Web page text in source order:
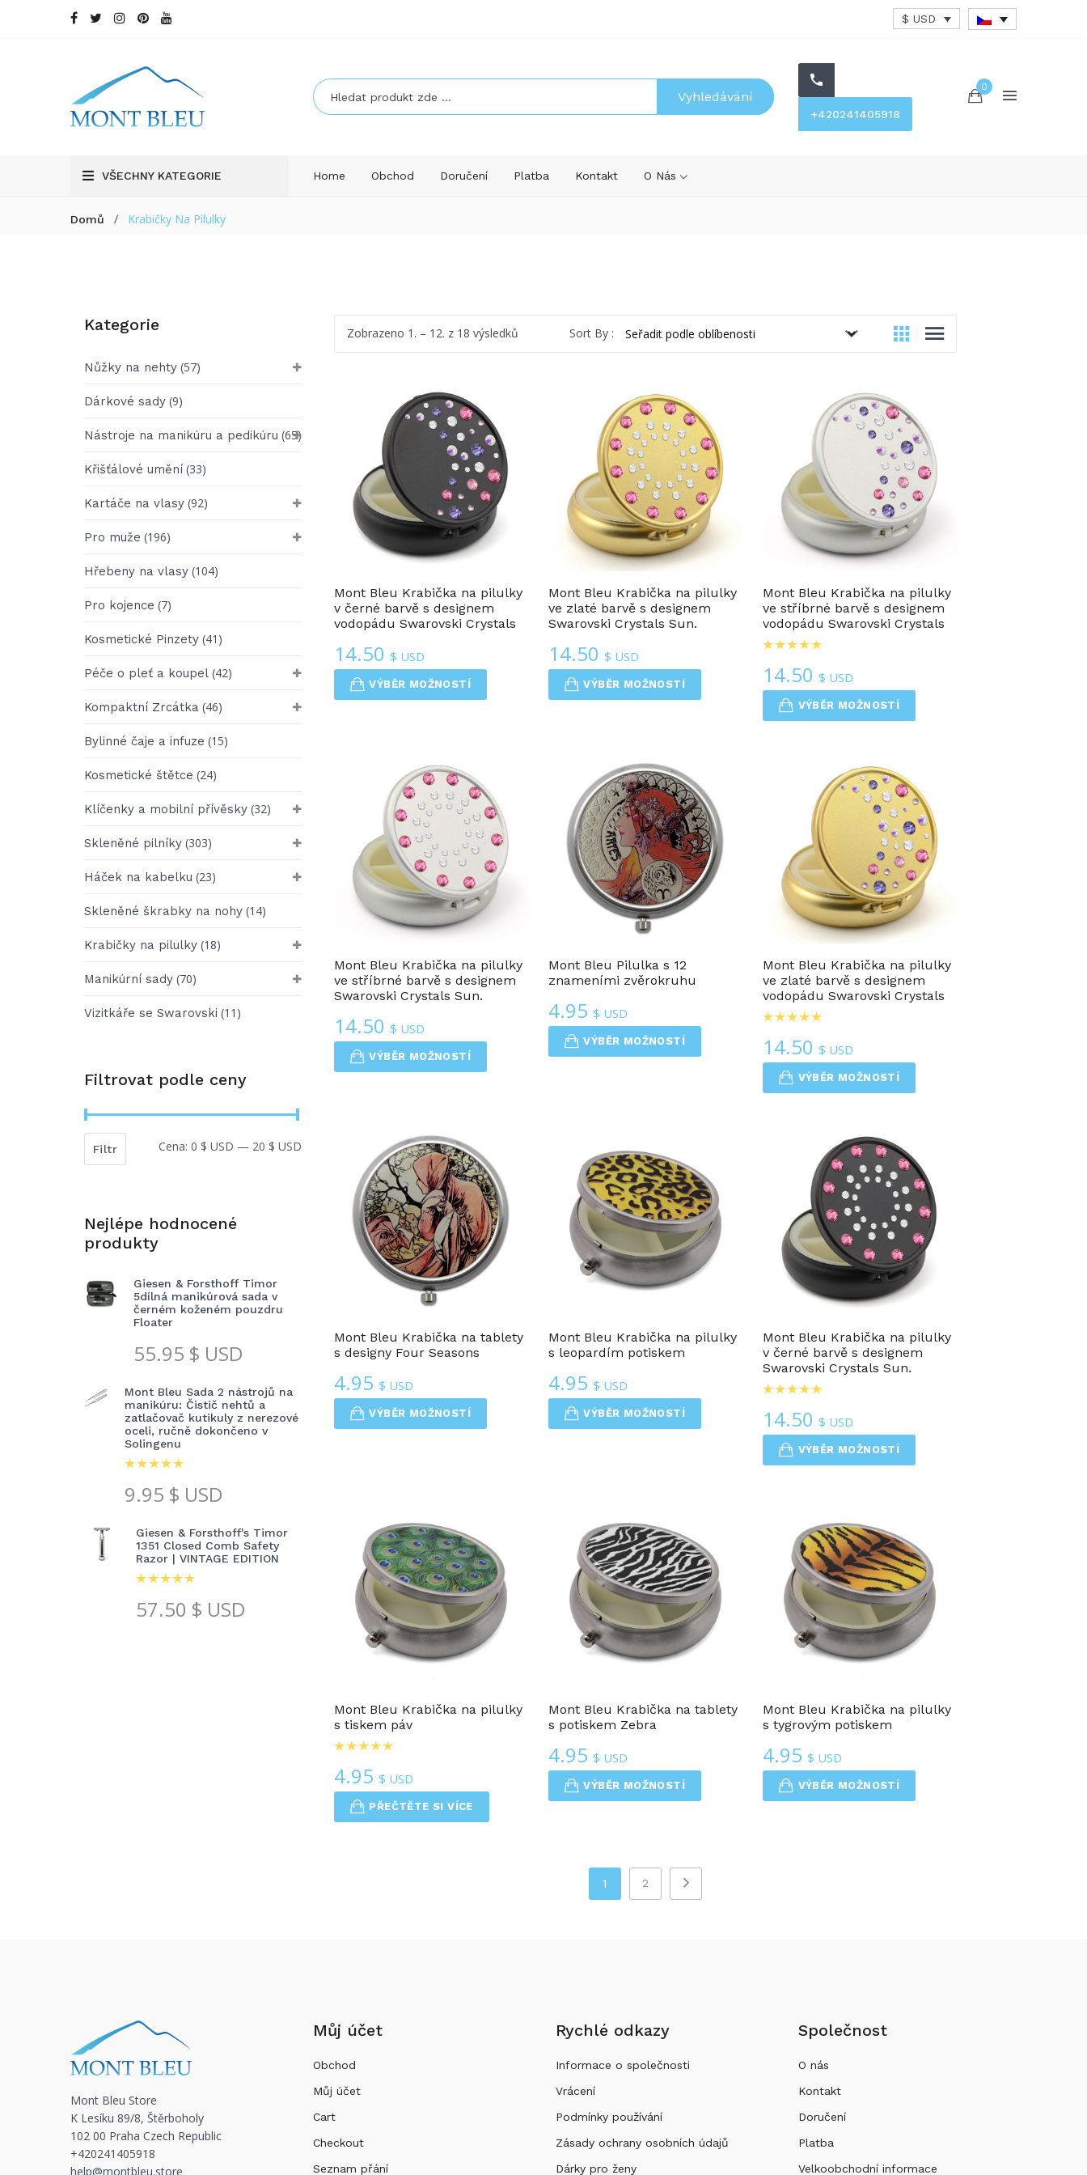
$ USD
Vyhledávání
+420241405918
0
VŠECHNY KATEGORIE Home Obchod Doručení Platba Kontakt O Nás
Domů / Krabičky Na Pilulky
Kategorie
Nůžky na nehty (57)
Dárkové sady (9)
Nástroje na manikúru a pedikúru (65)
Křišťálové umění (33)
Kartáče na vlasy (92)
Pro muže (196)
Hřebeny na vlasy (104)
Pro kojence (7)
Kosmetické Pinzety (41)
Péče o pleť a koupel (42)
Kompaktní Zrcátka (46)
Bylinné čaje a infuze (15)
Kosmetické štětce (24)
Klíčenky a mobilní přívěsky (32)
Skleněné pilníky (303)
Háček na kabelku (23)
Skleněné škrabky na nohy (14)
Krabičky na pilulky (18)
Manikúrní sady (70)
Vizitkáře se Swarovski (11)
Filtrovat podle ceny
Filtr Cena: 0 $ USD — 20 $ USD
Nejlépe hodnocené
produkty
Giesen & Forsthoff Timor
5dílná manikúrová sada v
černém koženém pouzdru
Floater
55.95 $ USD
Mont Bleu Sada 2 nástrojů na
manikúru: Čistič nehtů a
zatlačovač kutikuly z nerezové
oceli, ručně dokončeno v
Solingenu
9.95 $ USD
Giesen & Forsthoff's Timor
1351 Closed Comb Safety
Razor | VINTAGE EDITION
57.50 $ USD
Zobrazeno 1. – 12. z 18 výsledků Sort By :
Mont Bleu Krabička na pilulky
v černé barvě s designem
vodopádu Swarovski Crystals
14.50 $ USD
VÝBĚR MOŽNOSTÍ
Krabičky Na Pilulky
Mont Bleu Krabička na pilulky
ve zlaté barvě s designem
Swarovski Crystals Sun.
14.50$ USD
VÝBĚR MOŽNOSTÍ
Krabičky Na Pilulky
Mont Bleu Krabička na pilulky
ve stříbrné barvě s designem
vodopádu Swarovski Crystals
14.50$ USD
VÝBĚR MOŽNOSTÍ
Mont Bleu Krabička na pilulky
ve stříbrné barvě s designem
Swarovski Crystals Sun.
14.50 $ USD
VÝBĚR MOŽNOSTÍ
Krabičky Na Pilulky
Mont Bleu Pilulka s 12
znameními zvěrokruhu
4.95$ USD
VÝBĚR MOŽNOSTÍ
Krabičky Na Pilulky
Mont Bleu Krabička na pilulky
ve zlaté barvě s designem
vodopádu Swarovski Crystals
14.50$ USD
VÝBĚR MOŽNOSTÍ
Krabičky Na Pilulky
Mont Bleu Krabička na tablety
s designy Four Seasons
4.95 $ USD
VÝBĚR MOŽNOSTÍ
Krabičky Na Pilulky
Mont Bleu Krabička na pilulky
s leopardím potiskem
4.95$ USD
VÝBĚR MOŽNOSTÍ
Mont Bleu Krabička na pilulky
v černé barvě s designem
Swarovski Crystals Sun.
14.50$ USD
VÝBĚR MOŽNOSTÍ
Mont Bleu Krabička na pilulky
s tiskem páv
4.95 $ USD
PŘEČTĚTE SI VÍCE
Mont Bleu Krabička na tablety
s potiskem Zebra
4.95$ USD
VÝBĚR MOŽNOSTÍ
Mont Bleu Krabička na pilulky
s tygrovým potiskem
4.95$ USD
VÝBĚR MOŽNOSTÍ
1 2
Mont Bleu Store
K Lesíku 89/8, Štěrboholy
102 00 Praha Czech Republic
+420241405918
help@montbleu.store
Můj účet
Obchod
Můj účet
Cart
Checkout
Seznam přání
Rychlé odkazy
Informace o společnosti
Vrácení
Podmínky používání
Zásady ochrany osobních údajů
Dárky pro ženy
Společnost
O nás
Kontakt
Doručení
Platba
Velkoobchodní informace